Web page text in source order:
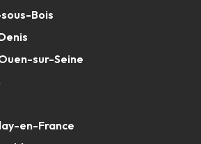
Bois
sur-Seine
en-France